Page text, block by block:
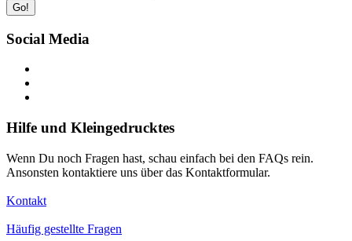
Go!
Social Media
Hilfe und Kleingedrucktes
Wenn Du noch Fragen hast, schau einfach bei den FAQs rein.
Ansonsten kontaktiere uns über das Kontaktformular.
Kontakt
Häufig gestellte Fragen